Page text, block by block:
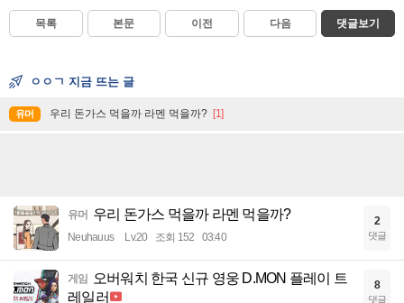
목록 본문 이전 다음 댓글보기
ㅇㅇㄱ 지금 뜨는 글
유머 우리 돈가스 먹을까 라멘 먹을까? [1]
유머 우리 돈가스 먹을까 라멘 먹을까?
Neuhauus Lv.20 조회 152 03:40
2
댓글
게임 오버워치 한국 신규 영웅 D.MON 플레이 트
레일러
8
댓글